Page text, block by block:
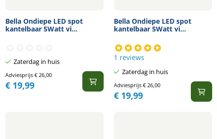
Bella Ondiepe LED spot
kantelbaar 5Watt vi...
Zaterdag in huis
Adviesprijs €26,00
€19,99
Bella Ondiepe LED spot
kantelbaar 5Watt vi...
1 reviews
Zaterdag in huis
Adviesprijs €26,00
€19,99